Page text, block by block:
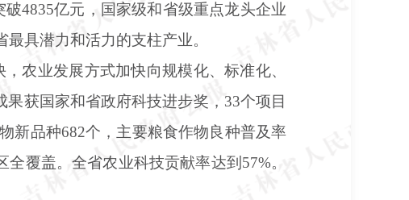
4835亿元，国家级和省级重点龙头企业
具潜力和活力的支柱产业。
农业发展方式加快向规模化、标准化、
获国家和省政府科技进步奖，33个项目
新品种682个，主要粮食作物良种普及率
覆盖。全省农业科技贡献率达到57%。